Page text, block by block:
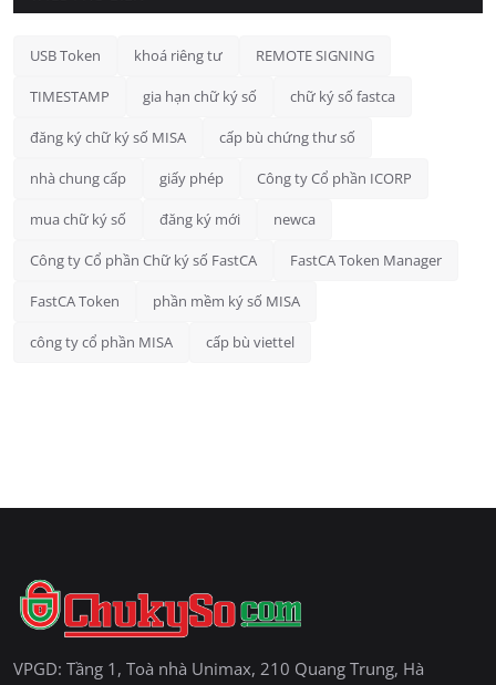
USB Token khoá riêng tư REMOTE SIGNING
TIMESTAMP gia hạn chữ ký số chữ ký số fastca
đăng ký chữ ký số MISA cấp bù chứng thư số
nhà chung cấp giấy phép Công ty Cổ phần ICORP
mua chữ ký số đăng ký mới newca
Công ty Cổ phần Chữ ký số FastCA FastCA Token Manager
FastCA Token phần mềm ký số MISA
công ty cổ phần MISA cấp bù viettel
VPGD: Tầng 1, Toà nhà Unimax, 210 Quang Trung, Hà